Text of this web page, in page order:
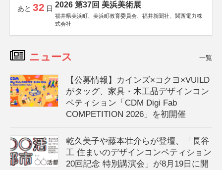
あと 32 日 2026 第37回 美浜美術展
福井県美浜町、美浜町教育委員会、福井新聞社、関西電力株
式会社
ニュース 一覧
【公募情報】カインズ×コクヨ×VUILD
がタッグ、家具・木工品デザインコン
ペティション「CDM Digi Fab
COMPETITION 2026」を初開催
乾久美子や藤本壮介らが登壇、「長谷
工 住まいのデザインコンペティション
20回記念 特別講演会」が8月19日に開